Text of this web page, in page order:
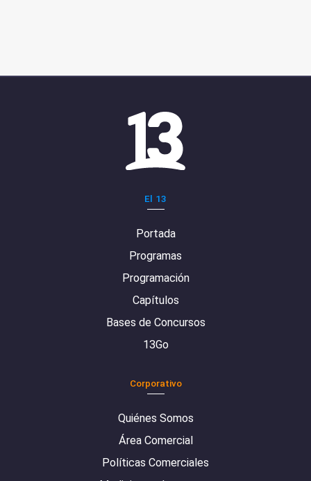
El 13
Portada
Programas
Programación
Capítulos
Bases de Concursos
13Go
Corporativo
Quiénes Somos
Área Comercial
Políticas Comerciales